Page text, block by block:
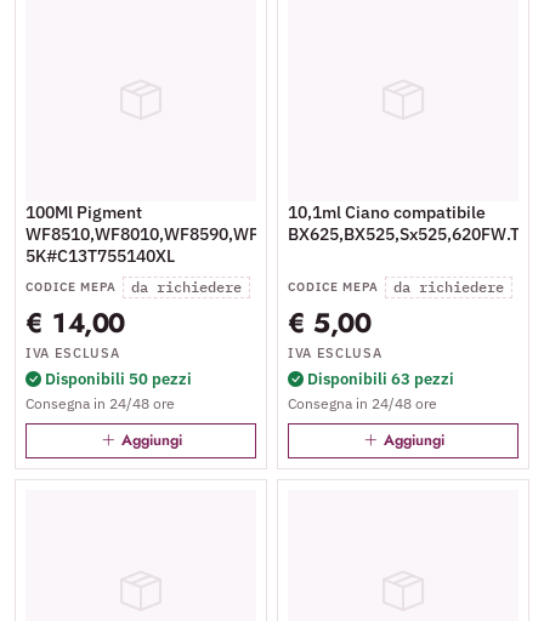
100Ml Pigment
WF8510,WF8010,WF8590,WF8090-
5K#C13T755140XL
CODICE MEPA da richiedere
€ 14,00
IVA ESCLUSA
Disponibili 50 pezzi
Consegna in 24/48 ore
Aggiungi
10,1ml Ciano compatibile
CODICE MEPA da richiedere
€ 5,00
IVA ESCLUSA
Disponibili 63 pezzi
Consegna in 24/48 ore
Aggiungi